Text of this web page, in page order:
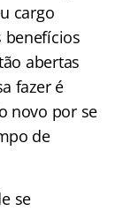
cargo
benefícios
abertas
fazer é
novo por se
de
se